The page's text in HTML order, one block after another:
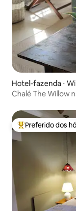
Hotel-fazenda ⋅
Chalé The Willow
Entre os
Preferido dos